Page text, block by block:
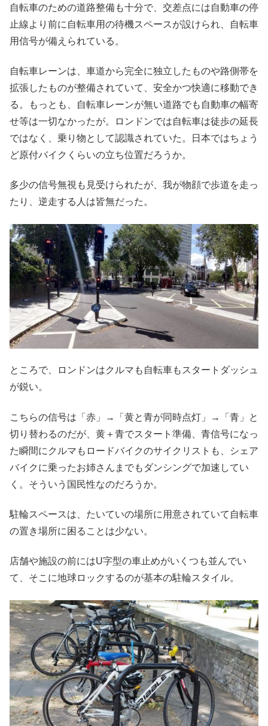
自転車のための道路整備も十分で、交差点には自動車の停
止線より前に自転車用の待機スペースが設けられ、自転車
用信号が備えられている。
自転車レーンは、車道から完全に独立したものや路側帯を
拡張したものが整備されていて、安全かつ快適に移動でき
る。もっとも、自転車レーンが無い道路でも自動車の幅寄
せ等は一切なかったが。ロンドンでは自転車は徒歩の延長
ではなく、乗り物として認識されていた。日本ではちょう
ど原付バイクくらいの立ち位置だろうか。
多少の信号無視も見受けられたが、我が物顔で歩道を走っ
たり、逆走する人は皆無だった。
ところで、ロンドンはクルマも自転車もスタートダッシュ
が鋭い。
こちらの信号は「赤」→「黄と青が同時点灯」→「青」と
切り替わるのだが、黄＋青でスタート準備、青信号になっ
た瞬間にクルマもロードバイクのサイクリストも、シェア
バイクに乗ったお姉さんまでもダンシングで加速してい
く。そういう国民性なのだろうか。
駐輪スペースは、たいていの場所に用意されていて自転車
の置き場所に困ることは少ない。
店舗や施設の前にはU字型の車止めがいくつも並んでい
て、そこに地球ロックするのが基本の駐輪スタイル。